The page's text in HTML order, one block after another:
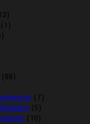
(1)
(88)
(7)
(5)
(10)